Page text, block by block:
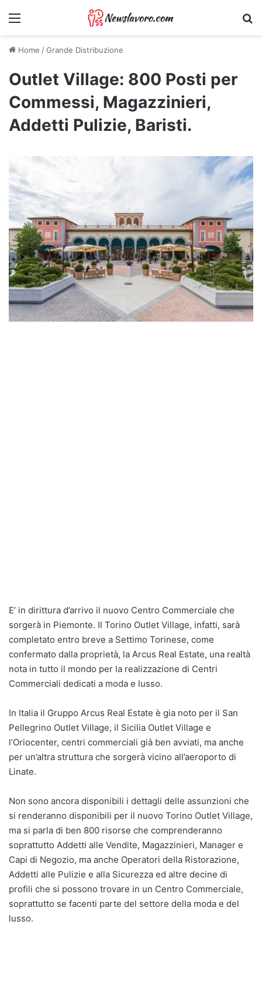
Menu
Home /Grande Distribuzione
Outlet Village: 800 Posti per
Commessi, Magazzinieri,
Addetti Pulizie, Baristi.
E’ in dirittura d’arrivo il nuovo Centro Commerciale che
sorgerà in Piemonte. Il Torino Outlet Village, infatti, sarà
completato entro breve a Settimo Torinese, come
confermato dalla proprietà, la Arcus Real Estate, una realtà
nota in tutto il mondo per la realizzazione di Centri
Commerciali dedicati a moda e lusso.
In Italia il Gruppo Arcus Real Estate è gia noto per il San
Pellegrino Outlet Village, il Sicilia Outlet Village e
l’Oriocenter, centri commerciali già ben avviati, ma anche
per un’altra struttura che sorgerà vicino all’aeroporto di
Linate.
Non sono ancora disponibili i dettagli delle assunzioni che
si renderanno disponibili per il nuovo Torino Outlet Village,
ma si parla di ben 800 risorse che comprenderanno
soprattutto Addetti alle Vendite, Magazzinieri, Manager e
Capi di Negozio, ma anche Operatori della Ristorazione,
Addetti alle Pulizie e alla Sicurezza ed altre decine di
profili che si possono trovare in un Centro Commerciale,
soprattutto se facenti parte del settore della moda e del
lusso.